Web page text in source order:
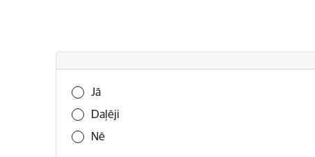
Vai šī informācija bija noderīga?
Jā
Daļēji
Nē